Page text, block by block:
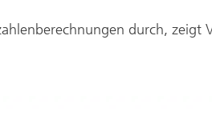
durch,